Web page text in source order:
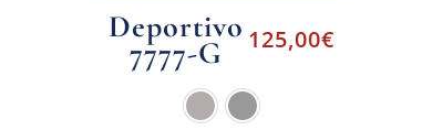
Deportivo
7777-G 125,00€